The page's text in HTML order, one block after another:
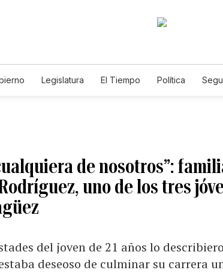
Legislatura El Tiempo Política
de nosotros”:
uno de los tres
del joven de 21 años lo
deseoso de culminar su carrera